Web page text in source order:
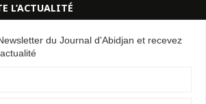
L’ACTUALITÉ
du Journal d'Abidjan et recevez